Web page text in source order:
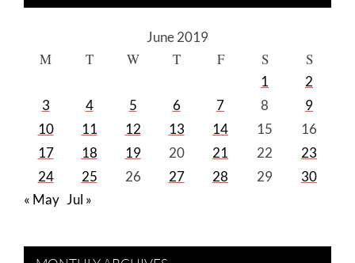
June 2019
M T W T F S S
1
2
3
4 5 6 7 8
9
10
11 12 13 14 15
16
17
18 19 20 21 22
23
24
25 26 27 28 29
30
« May Jul »